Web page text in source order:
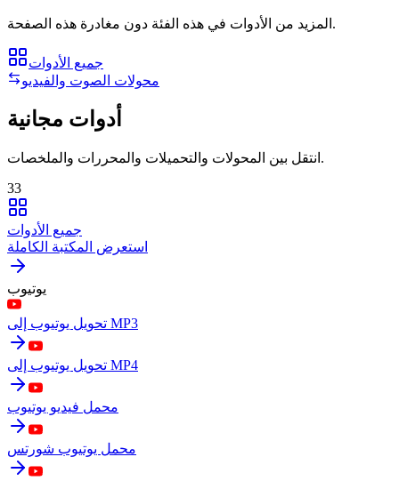
المزيد من الأدوات في هذه الفئة دون مغادرة هذه الصفحة.
جميع الأدوات
محولات الصوت والفيديو
أدوات مجانية
انتقل بين المحولات والتحميلات والمحررات والملخصات.
33
جميع الأدوات
استعرض المكتبة الكاملة
يوتيوب
تحويل يوتيوب إلى MP3
تحويل يوتيوب إلى MP4
محمل فيديو يوتيوب
محمل يوتيوب شورتس